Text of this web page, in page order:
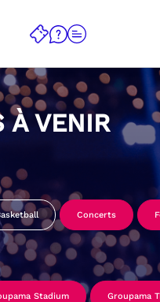
À VENIR
Concerts
Stadium Groupama